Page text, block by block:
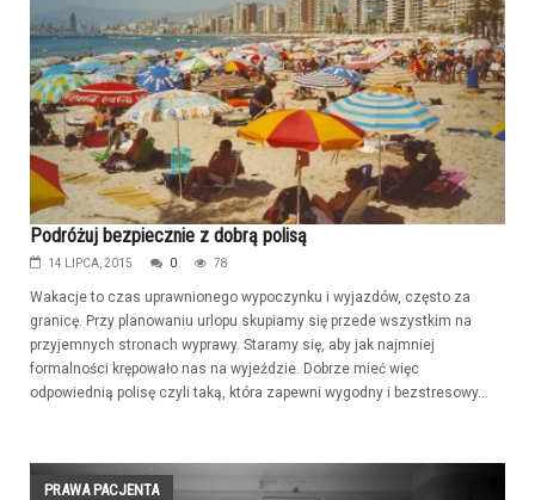
Podróżuj bezpiecznie z dobrą polisą
14 LIPCA, 2015 0 78
Wakacje to czas uprawnionego wypoczynku i wyjazdów, często za
granicę. Przy planowaniu urlopu skupiamy się przede wszystkim na
przyjemnych stronach wyprawy. Staramy się, aby jak najmniej
formalności krępowało nas na wyjeździe. Dobrze mieć więc
odpowiednią polisę czyli taką, która zapewni wygodny i bezstresowy...
PRAWA PACJENTA